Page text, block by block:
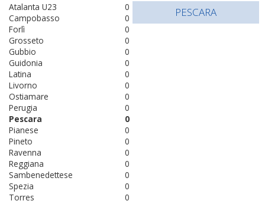
0
Atalanta U23
0
Campobasso
0
Forlì
0
Grosseto
0
Gubbio
0
Guidonia
0
Latina
0
Livorno
0
Ostiamare
0
Perugia
0
Pescara
0
Pianese
0
Pineto
0
Ravenna
0
Reggiana
0
Sambenedettese
0
Spezia
0
Torres
PESCARA